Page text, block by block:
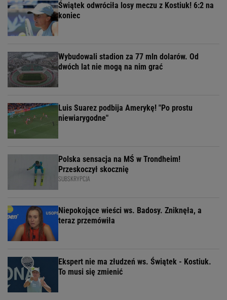
Świątek odwróciła losy meczu z Kostiuk! 6:2 na
koniec
Wybudowali stadion za 77 mln dolarów. Od
dwóch lat nie mogą na nim grać
Luis Suarez podbija Amerykę! "Po prostu
niewiarygodne"
Polska sensacja na MŚ w Trondheim!
Przeskoczył skocznię
SUBSKRYPCJA
Niepokojące wieści ws. Badosy. Zniknęła, a
teraz przemówiła
Ekspert nie ma złudzeń ws. Świątek - Kostiuk.
To musi się zmienić